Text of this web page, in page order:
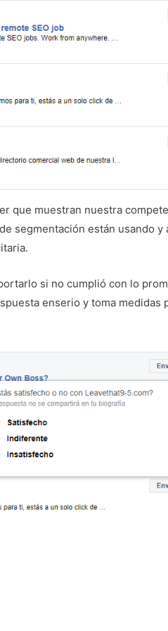
que muestran nuestra
segmentación están usando
si no cumplió con lo
enserio y toma medidas